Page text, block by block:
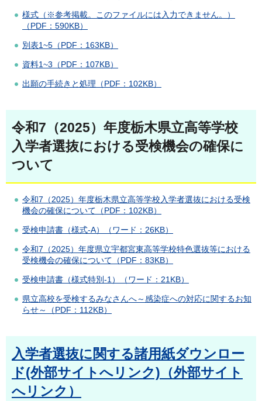
様式（※参考掲載。このファイルには入力できません。）
（PDF：590KB）
別表1~5（PDF：163KB）
資料1~3（PDF：107KB）
出願の手続きと処理（PDF：102KB）
令和7（2025）年度栃木県立高等学校
入学者選抜における受検機会の確保に
ついて
令和7（2025）年度栃木県立高等学校入学者選抜における受検
機会の確保について（PDF：102KB）
受検申請書（様式-A）（ワード：26KB）
令和7（2025）年度県立宇都宮東高等学校特色選抜等における
受検機会の確保について（PDF：83KB）
受検申請書（様式特別-1）（ワード：21KB）
県立高校を受検するみなさんへ～感染症への対応に関するお知
らせ～（PDF：112KB）
入学者選抜に関する諸用紙ダウンロー
ド(外部サイトへリンク)（外部サイト
へリンク）